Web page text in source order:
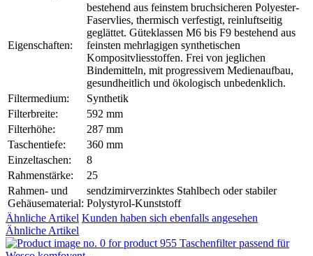
Eigenschaften:
bestehend aus feinstem bruchsicheren Polyester-
Faservlies, thermisch verfestigt, reinluftseitig
geglättet. Güteklassen M6 bis F9 bestehend aus
feinsten mehrlagigen synthetischen
Kompositvliesstoffen. Frei von jeglichen
Bindemitteln, mit progressivem Medienaufbau,
gesundheitlich und ökologisch unbedenklich.
Filtermedium:
Synthetik
Filterbreite:
592 mm
Filterhöhe:
287 mm
Taschentiefe:
360 mm
Einzeltaschen:
8
Rahmenstärke:
25
Rahmen- und
Gehäusematerial:
sendzimirverzinktes Stahlbech oder stabiler
Polystyrol-Kunststoff
Ähnliche Artikel Kunden haben sich ebenfalls angesehen
Ähnliche Artikel
Taschenfilter passend für